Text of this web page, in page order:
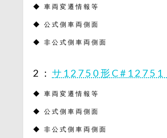
◆ 車両変遷情報等
◆ 公式側車両側面
◆ 非公式側車両側面
2： サ12750形C#12751
◆ 車両変遷情報等
◆ 公式側車両側面
◆ 非公式側車両側面